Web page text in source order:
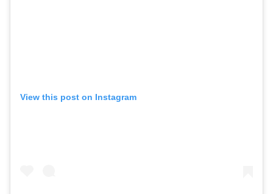
View this post on Instagram